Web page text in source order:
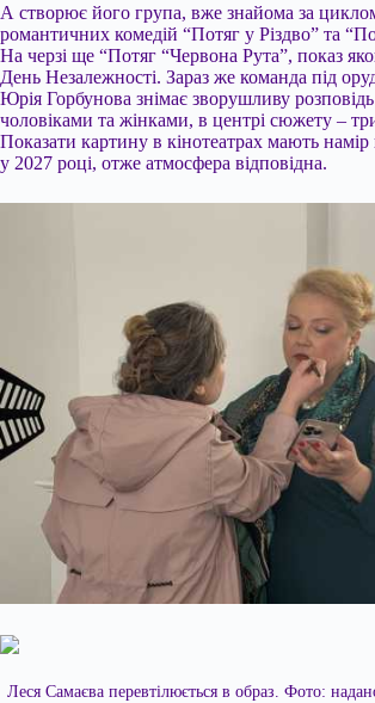
А створює його група, вже знайома за
романтичних комедій “Потяг у Різдво” та
На черзі ще “Потяг “Червона Рута”, показ
День Незалежності. Зараз же команда під
Юрія Горбунова знімає зворушливу
чоловіками та жінками, в центрі сюжету –
Показати картину в кінотеатрах мають
у 2027 році, отже атмосфера відповідна.
Леся Самаєва перевтілюється в образ. Фото: